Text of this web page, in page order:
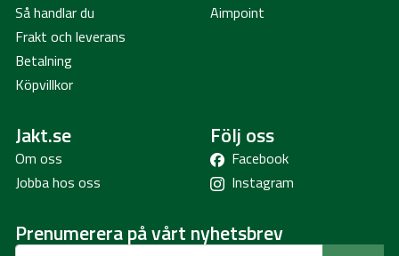
Så handlar du
Frakt och leverans
Betalning
Köpvillkor
Aimpoint
Jakt.se
Om oss
Jobba hos oss
Följ oss
Facebook
Instagram
Prenumerera på vårt nyhetsbrev